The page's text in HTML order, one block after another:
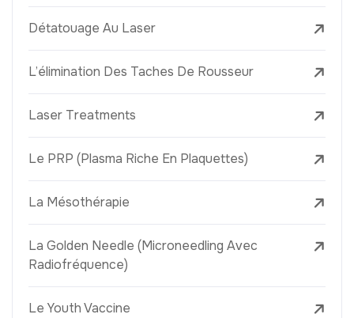
Détatouage Au Laser
L’élimination Des Taches De Rousseur
Laser Treatments
Le PRP (Plasma Riche En Plaquettes)
La Mésothérapie
La Golden Needle (Microneedling Avec
Radiofréquence)
Le Youth Vaccine